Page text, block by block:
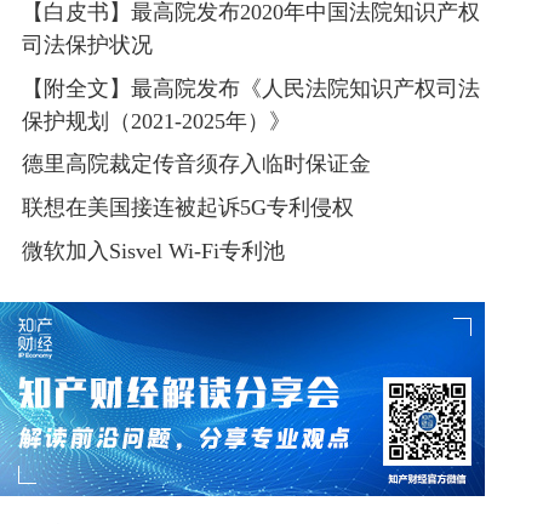
【白皮书】最高院发布2020年中国法院知识产权
司法保护状况
【附全文】最高院发布《人民法院知识产权司法
保护规划（2021-2025年）》
德里高院裁定传音须存入临时保证金
联想在美国接连被起诉5G专利侵权
微软加入Sisvel Wi-Fi专利池